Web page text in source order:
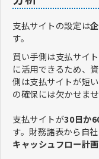
支払サイトの設定は
す。
買い手側は支払サイ
に活用できるため、
側は支払サイトが短
の確保には欠かせませ
支払サイトが30日か
す。財務諸表から自
キャッシュフロー計